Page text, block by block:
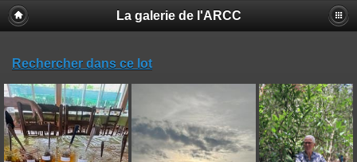
La galerie de l'ARCC
Rechercher dans ce lot